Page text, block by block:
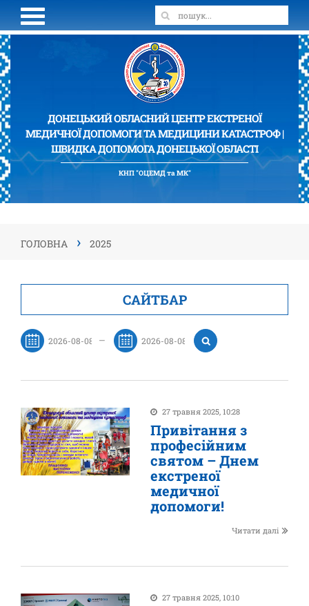
ДОНЕЦЬКИЙ ОБЛАСНИЙ ЦЕНТР ЕКСТРЕНОЇ
МЕДИЧНОЇ ДОПОМОГИ ТА МЕДИЦИНИ КАТАСТРОФ |
ШВИДКА ДОПОМОГА ДОНЕЦЬКОЇ ОБЛАСТІ
КНП "ОЦЕМД та МК"
ГОЛОВНА › 2025
САЙТБАР
—
27 травня 2025, 10:28
Привітання з
професійним
святом – Днем
екстреної
медичної
допомоги!
Читати далі
27 травня 2025, 10:10